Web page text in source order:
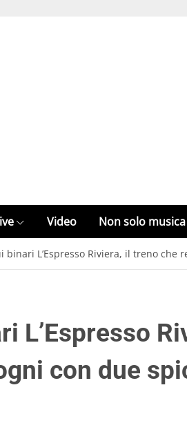
Video Non solo musica
binari L’Espresso Riviera, il treno
L’Espresso
con due